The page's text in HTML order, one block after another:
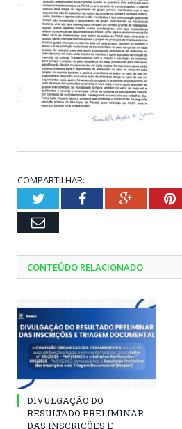
COMPARTILHAR:
TwitterFacebookGoogle+
Email
CONTEÚDO RELACIONADO
DIVULGAÇÃO DO
RESULTADO PRELIMINAR
DAS INSCRIÇÕES E